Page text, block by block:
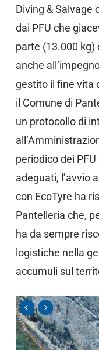
Diving & Salvage
dai PFU che
parte (13.000 kg)
anche
gestito il fine vita
il Comune di
un protocollo di
periodico dei
adeguati, l’avvio
con EcoTyre ha
Pantelleria che,
ha da sempre
logistiche nella
accumuli sul